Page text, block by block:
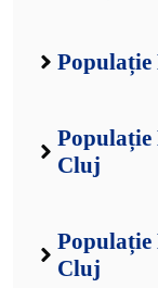
Cluj
Cluj